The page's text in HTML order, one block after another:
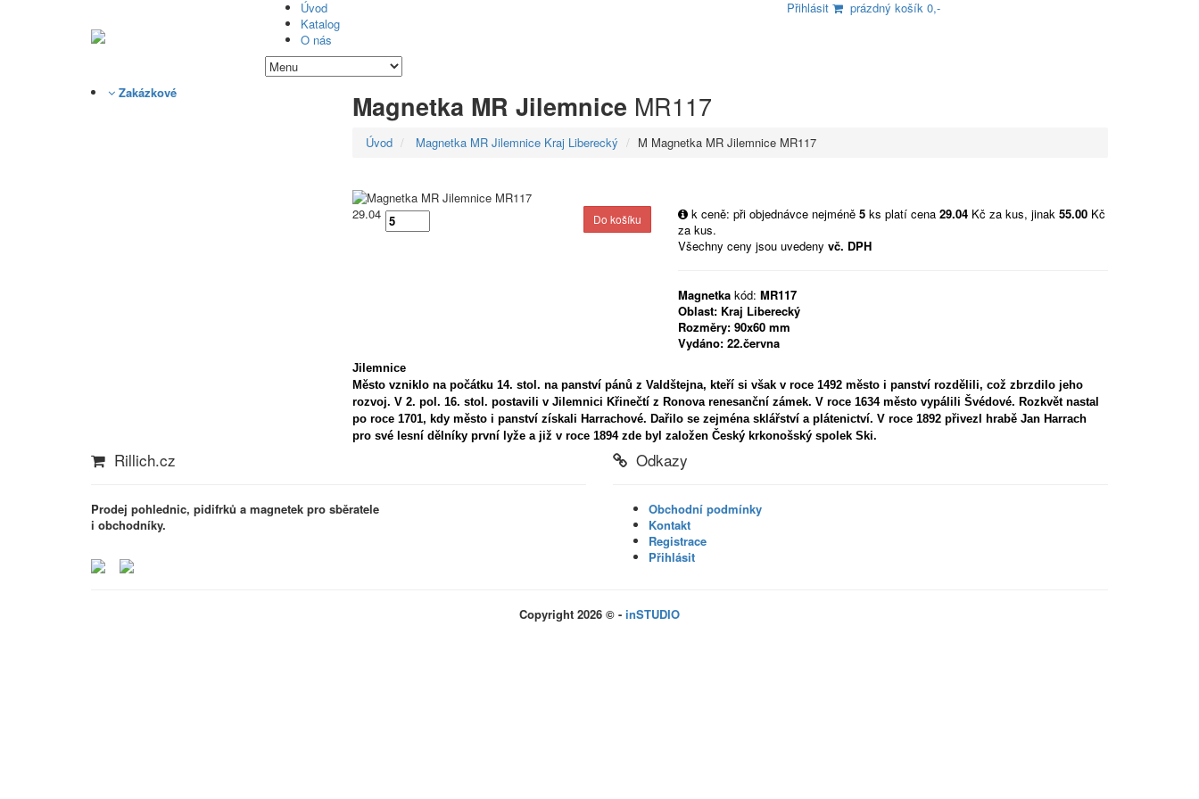
Úvod
Katalog
O nás
Přihlásit prázdný košík 0,-
Magnetka MR Jilemnice MR117
Úvod Magnetka MR Jilemnice Kraj Liberecký M Magnetka MR Jilemnice MR117
29.04 k ceně: při objednávce nejméně5 ks platí cena29.04 Kč za kus, jinak55.00 Kč
za kus.
Všechny ceny jsou uvedenyvč. DPH
Magnetkakód:MR117
Oblast: Kraj Liberecký
Rozměry:90x60 mm
Vydáno:22.června
Jilemnice
Město vzniklo na počátku 14. stol. na panství pánů z Valdštejna, kteří si však v roce 1492 město i panství rozdělili, což zbrzdilo jeho
rozvoj. V 2. pol. 16. stol. postavili v Jilemnici Křinečtí z Ronova renesanční zámek. V roce 1634 město vypálili Švédové. Rozkvět nastal
po roce 1701, kdy město i panství získali Harrachové. Dařilo se zejména sklářství a plátenictví. V roce 1892 přivezl hrabě Jan Harrach
pro své lesní dělníky první lyže a již v roce 1894 zde byl založen Český krkonošský spolek Ski.
Zakázkové
Rillich.cz
Prodej pohlednic, pidifrků a magnetek pro sběratele
i obchodníky.
Odkazy
Obchodní podmínky
Kontakt
Registrace
Přihlásit
Copyright 2026 © - inSTUDIO